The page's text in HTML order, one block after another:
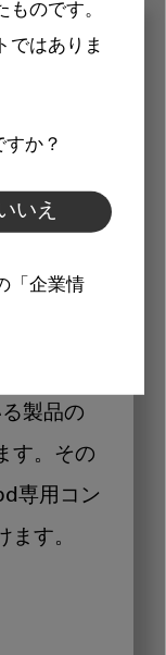
のです。
ではありま
か？
いえ
「企業情
製品の
す。その
専用コン
ます。